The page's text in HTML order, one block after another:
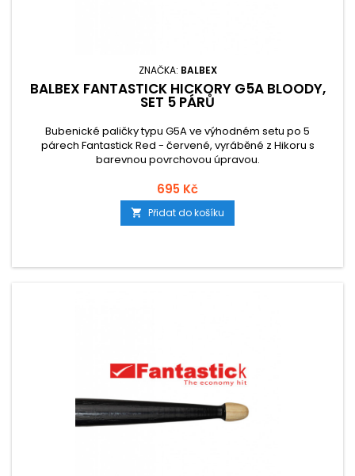
ZNAČKA: BALBEX
BALBEX FANTASTICK HICKORY G5A BLOODY,
SET 5 PÁRŮ
Bubenické paličky typu G5A ve výhodném setu po 5
párech Fantastick Red - červené, vyráběné z Hikoru s
barevnou povrchovou úpravou.
695 Kč
 Přidat do košíku